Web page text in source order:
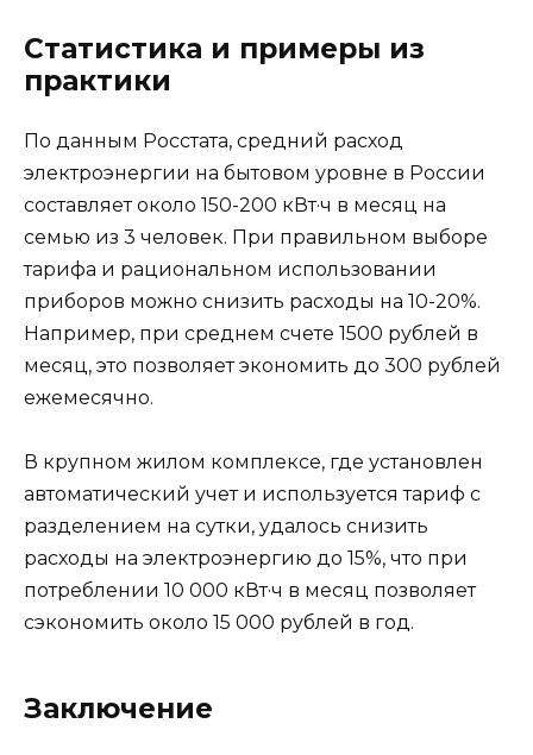
Статистика и примеры из
практики
По данным Росстата, средний расход
электроэнергии на бытовом уровне в России
составляет около 150-200 кВт·ч в месяц на
семью из 3 человек. При правильном выборе
тарифа и рациональном использовании
приборов можно снизить расходы на 10-20%.
Например, при среднем счете 1500 рублей в
месяц, это позволяет экономить до 300 рублей
ежемесячно.
В крупном жилом комплексе, где установлен
автоматический учет и используется тариф с
разделением на сутки, удалось снизить
расходы на электроэнергию до 15%, что при
потреблении 10 000 кВт·ч в месяц позволяет
сэкономить около 15 000 рублей в год.
Заключение